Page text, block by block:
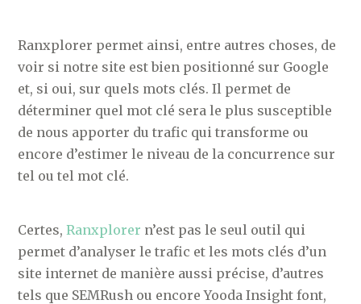
Ranxplorer permet ainsi, entre autres choses, de
voir si notre site est bien positionné sur Google
et, si oui, sur quels mots clés. Il permet de
déterminer quel mot clé sera le plus susceptible
de nous apporter du trafic qui transforme ou
encore d’estimer le niveau de la concurrence sur
tel ou tel mot clé.
Certes,Ranxplorer n’est pas le seul outil qui
permet d’analyser le trafic et les mots clés d’un
site internet de manière aussi précise, d’autres
tels que SEMRush ou encore Yooda Insight font,